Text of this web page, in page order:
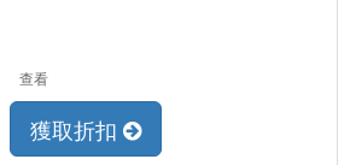
查看
獲取折扣